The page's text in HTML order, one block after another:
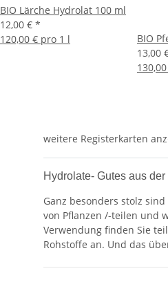
BIO Lärche Hydrolat 100 ml
12,00 € *
120,00 € pro 1 l
BIO
13,00
weitere Registerkarten
Hydrolate- Gutes aus der
Ganz besonders stolz
von Pflanzen /-teilen und
Verwendung finden Sie
Rohstoffe an. Und das